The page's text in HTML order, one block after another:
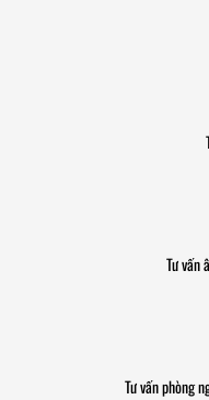
Tư vấn
Tư vấn phòng